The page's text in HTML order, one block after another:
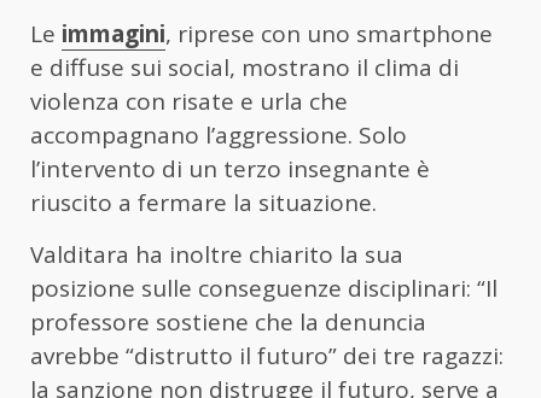
Le immagini, riprese con uno smartphone
e diffuse sui social, mostrano il clima di
violenza con risate e urla che
accompagnano l’aggressione. Solo
l’intervento di un terzo insegnante è
riuscito a fermare la situazione.
Valditara ha inoltre chiarito la sua
posizione sulle conseguenze disciplinari: “Il
professore sostiene che la denuncia
avrebbe “distrutto il futuro” dei tre ragazzi:
la sanzione non distrugge il futuro, serve a